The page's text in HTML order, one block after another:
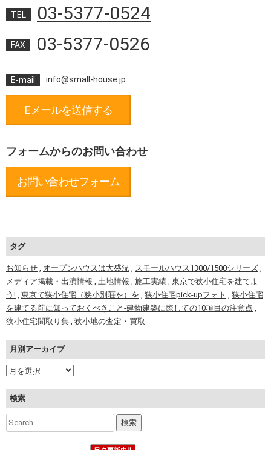
TEL 03-5377-0524
FAX 03-5377-0526
E-mail info@small-house.jp
Eメールを送信する
フォームからのお問い合わせ
お問い合わせフォーム
タグ
お知らせ , オープンハウスは大盛況 , スモールハウス1300/1500シリーズ ,
メディア掲載・出演情報 , 土地情報 , 施工実績 , 東京で狭小住宅を建てよ
う! , 東京で狭小住宅（狭小別荘を）を , 狭小住宅pick-upフォト , 狭小住宅
を建てる前に知っておくべきこと-建物建築に際しての10項目の注意点 ,
狭小住宅間取り集 , 狭小地の査定・買取
月別アーカイブ
検索